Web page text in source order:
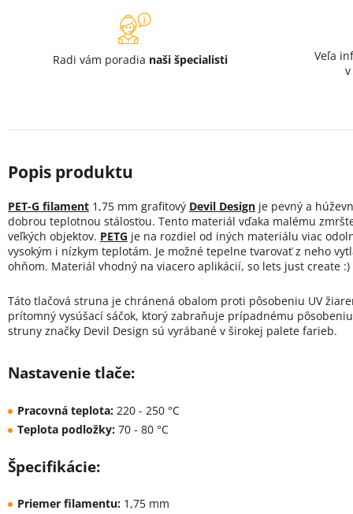
Radi vám poradia naši špecialisti
Veľa
v
PET-G filament 1,75 mm grafitový Devil Design je pevný a
dobrou teplotnou stálosťou. Tento materiál vďaka malému
veľkých objektov. PETG je na rozdiel od iných materiálu viac
vysokým i nízkym teplotám. Je možné tepelne tvarovať z neho
ohňom. Materiál vhodný na viacero aplikácií, so lets just create
Táto tlačová struna je chránená obalom proti pôsobeniu UV
prítomný vysúšací sáčok, ktorý zabraňuje prípadnému
struny značky Devil Design sú vyrábané v širokej palete farieb.
Nastavenie tlače:
Pracovná teplota: 220 - 250 °C
Teplota podložky: 70 - 80 °C
Špecifikácie:
Priemer filamentu: 1,75 mm